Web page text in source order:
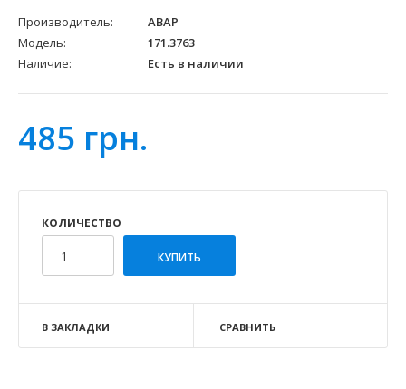
Производитель:
АВАР
Модель:
171.3763
Наличие:
Есть в наличии
485 грн.
КОЛИЧЕСТВО
В ЗАКЛАДКИ СРАВНИТЬ